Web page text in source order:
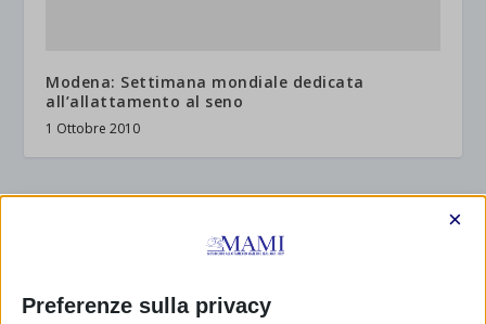
Modena: Settimana mondiale dedicata
all’allattamento al seno
1 Ottobre 2010
Preferenze sulla privacy
×